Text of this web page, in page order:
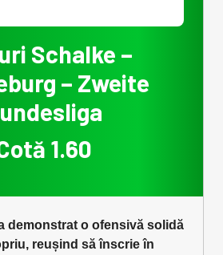
Schalke –
– Zweite
1.60
demonstrat o ofensivă solidă
reușind să înscrie în